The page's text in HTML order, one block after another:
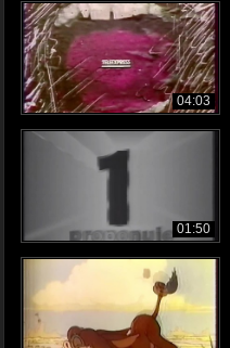
04:03
01:50